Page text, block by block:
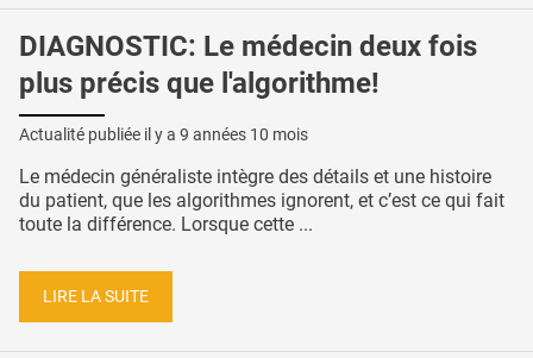
DIAGNOSTIC: Le médecin deux fois
plus précis que l'algorithme!
Actualité publiée il y a 9 années 10 mois
Le médecin généraliste intègre des détails et une histoire
du patient, que les algorithmes ignorent, et c’est ce qui fait
toute la différence. Lorsque cette ...
LIRE LA SUITE